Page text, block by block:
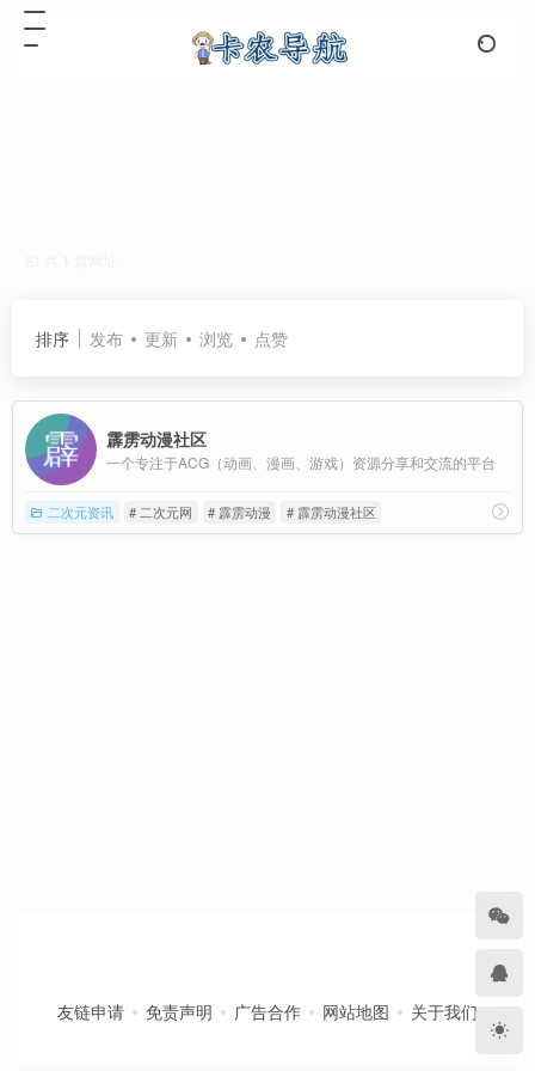
排序 发布 更新 浏览 点赞
霹雳动漫社区
一个专注于ACG（动画、漫画、游戏）资源分享和交流的平台
二次元资讯 # 二次元网 # 霹雳动漫 # 霹雳动漫社区
友链申请 免责声明 广告合作 网站地图 关于我们